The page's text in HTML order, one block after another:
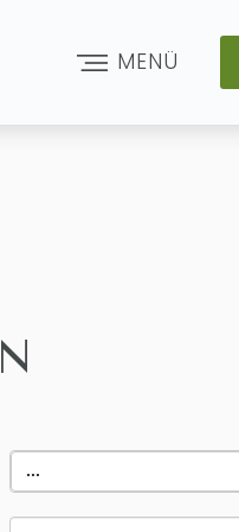
MENÜ
...